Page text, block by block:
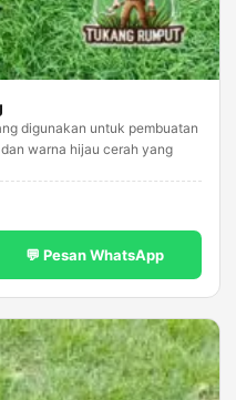
digunakan untuk pembuatan
warna hijau cerah yang
💬 Pesan WhatsApp